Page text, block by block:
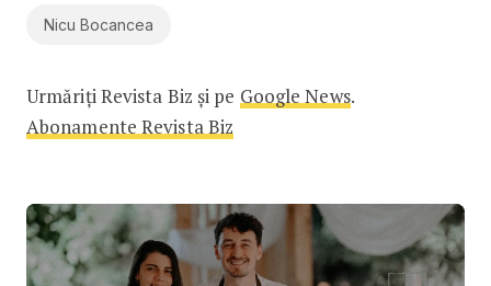
Nicu Bocancea
Urmăriți Revista Biz și pe Google News.
Abonamente Revista Biz